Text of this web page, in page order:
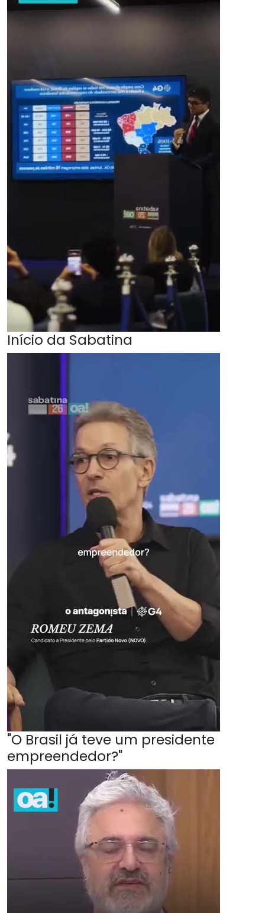
Início da Sabatina
"O Brasil já teve um presidente
empreendedor?"